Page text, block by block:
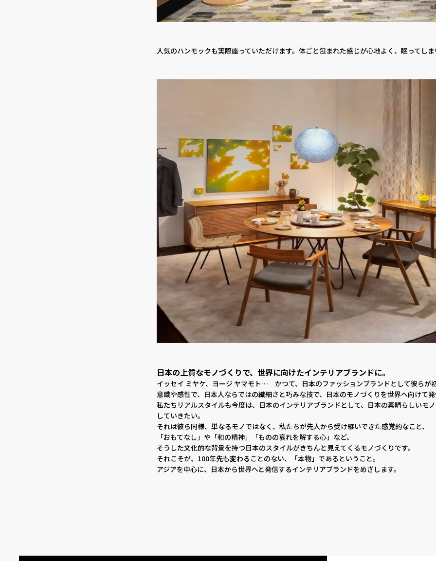
人気のハンモックも実際座っていただけます。体ごと包まれた感じが心地よく、眠ってし
日本の上質なモノづくりで、世界に向けたインテリアブランドに。
イッセイ ミヤケ、ヨージ ヤマモト… かつて、日本のファッションブランドとして彼らが
意識や感性で、日本人ならではの繊細さと巧みな技で、日本のモノづくりを世界へ向けて
私たちリアルスタイルも今度は、日本のインテリアブランドとして、日本の素晴らしいモ
していきたい。
それは彼ら同様、単なるモノではなく、私たちが先人から受け継いできた感覚的なこと、
「おもてなし」や「和の精神」「ものの哀れを解する心」など、
そうした文化的な背景を持つ日本のスタイルがきちんと見えてくるモノづくりです。
それこそが、100年先も変わることのない、「本物」であるということ。
アジアを中心に、日本から世界へと発信するインテリアブランドをめざします。